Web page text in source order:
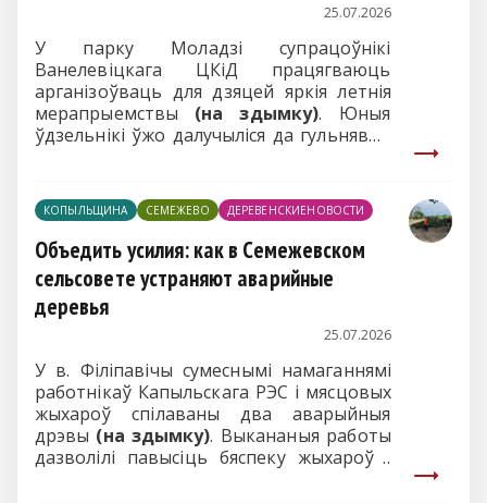
25.07.2026
У парку Моладзі супрацоўнікі
Ванелевіцкага ЦКіД працягваюць
арганізоўваць для дзяцей яркія летнія
мерапрыемствы (на здымку). Юныя
ўдзельнікі ўжо далучыліся да гульнявой
непаседы» з удзелам казачных герояў –
Лісы Алісы і Ката Базіліа. Тэматычныя
сустрэчы дапамагаюць дзецям цікава і з
карысцю праводзіць канікулы,
развіваюць творчыя здольнасці,
фантазію, камунікатыўныя навыкі і
дораць шмат станоўчых
КОПЫЛЬЩИНА СЕМЕЖЕВО ДЕРЕВЕНСКИЕНОВОСТИ
Объедить усилия: как в Семежевском
сельсовете устраняют аварийные
деревья
25.07.2026
У в. Філіпавічы сумеснымі намаганнямі
работнікаў Капыльскага РЭС і мясцовых
жыхароў спілаваны два аварыйныя
дрэвы (на здымку). Выкананыя работы
дазволілі павысіць бяспеку жыхароў і